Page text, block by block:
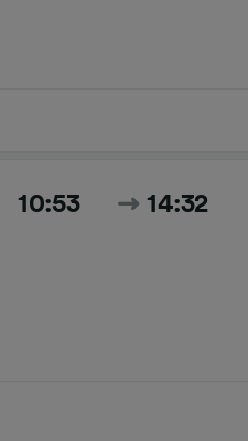
10:53 14:32